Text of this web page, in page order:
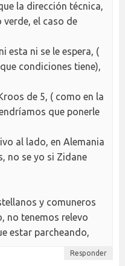
la dirección técnica,
el caso de
esta ni se le espera, (
condiciones tiene),
de 5, ( como en la
que ponerle
al lado, en Alemania
no se yo si Zidane
y comuneros
no tenemos relevo
estar parcheando,
Responder